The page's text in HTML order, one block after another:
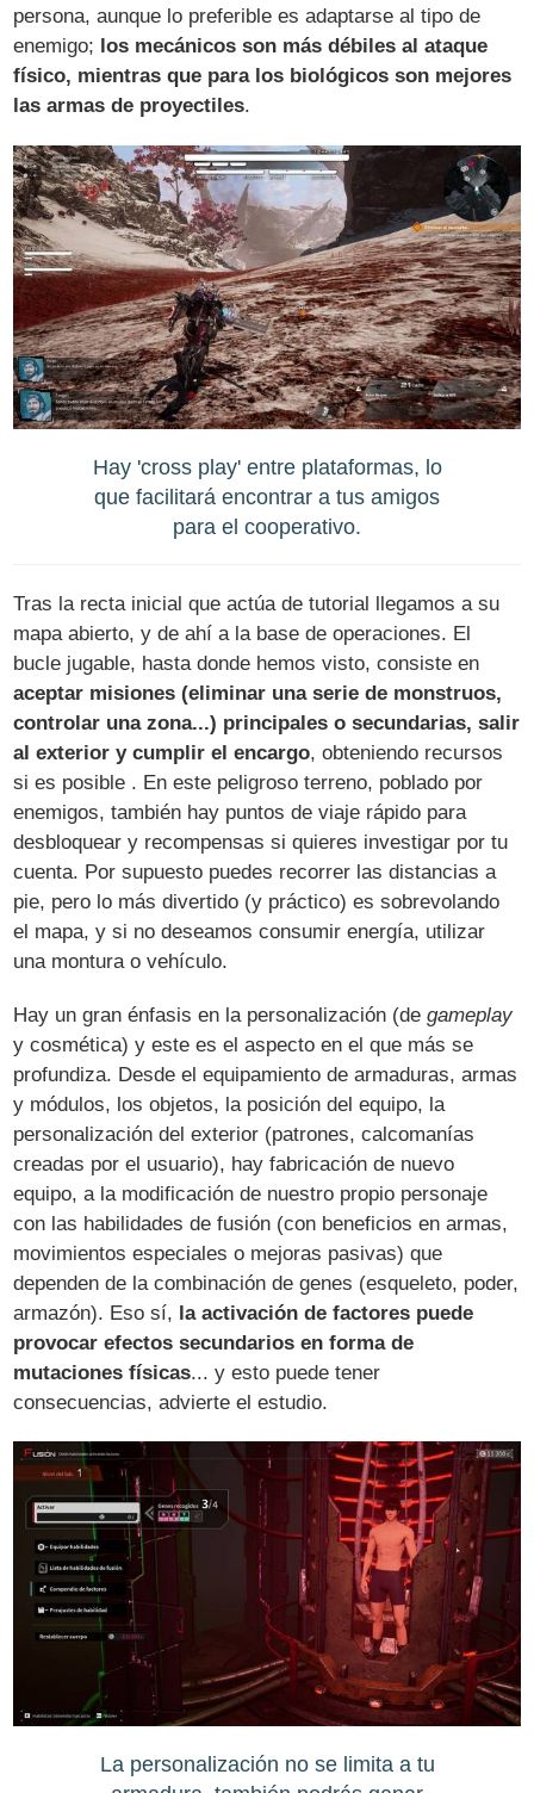
persona, aunque lo preferible es adaptarse al tipo de
enemigo; los mecánicos son más débiles al ataque
físico, mientras que para los biológicos son mejores
las armas de proyectiles.
Hay 'cross play' entre plataformas, lo
que facilitará encontrar a tus amigos
para el cooperativo.
Tras la recta inicial que actúa de tutorial llegamos a su
mapa abierto, y de ahí a la base de operaciones. El
bucle jugable, hasta donde hemos visto, consiste en
aceptar misiones (eliminar una serie de monstruos,
controlar una zona...) principales o secundarias, salir
al exterior y cumplir el encargo, obteniendo recursos
si es posible . En este peligroso terreno, poblado por
enemigos, también hay puntos de viaje rápido para
desbloquear y recompensas si quieres investigar por tu
cuenta. Por supuesto puedes recorrer las distancias a
pie, pero lo más divertido (y práctico) es sobrevolando
el mapa, y si no deseamos consumir energía, utilizar
una montura o vehículo.
Hay un gran énfasis en la personalización (degameplay
y cosmética) y este es el aspecto en el que más se
profundiza. Desde el equipamiento de armaduras, armas
y módulos, los objetos, la posición del equipo, la
personalización del exterior (patrones, calcomanías
creadas por el usuario), hay fabricación de nuevo
equipo, a la modificación de nuestro propio personaje
con las habilidades de fusión (con beneficios en armas,
movimientos especiales o mejoras pasivas) que
dependen de la combinación de genes (esqueleto, poder,
armazón). Eso sí, la activación de factores puede
provocar efectos secundarios en forma de
mutaciones físicas... y esto puede tener
consecuencias, advierte el estudio.
La personalización no se limita a tu